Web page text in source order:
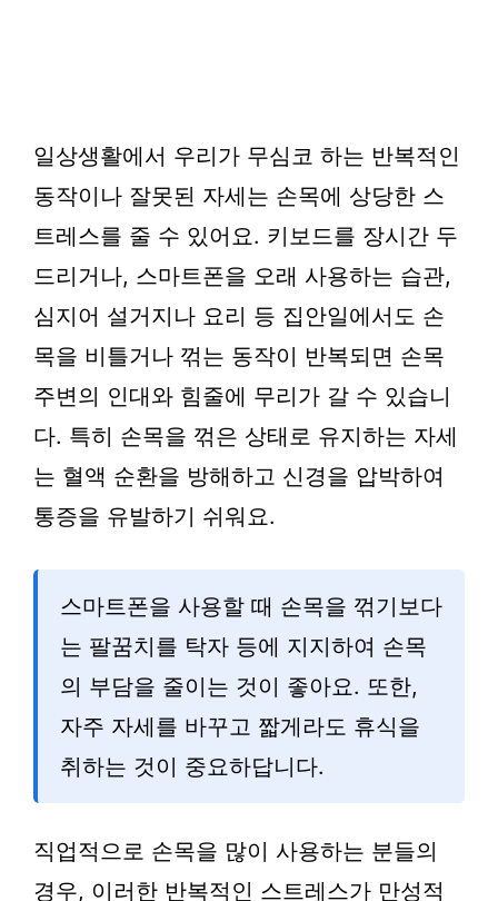
일상생활에서 우리가 무심코 하는 반복적인
동작이나 잘못된 자세는 손목에 상당한 스
트레스를 줄 수 있어요. 키보드를 장시간 두
드리거나, 스마트폰을 오래 사용하는 습관,
심지어 설거지나 요리 등 집안일에서도 손
목을 비틀거나 꺾는 동작이 반복되면 손목
주변의 인대와 힘줄에 무리가 갈 수 있습니
다. 특히 손목을 꺾은 상태로 유지하는 자세
는 혈액 순환을 방해하고 신경을 압박하여
통증을 유발하기 쉬워요.
스마트폰을 사용할 때 손목을 꺾기보다
는 팔꿈치를 탁자 등에 지지하여 손목
의 부담을 줄이는 것이 좋아요. 또한,
자주 자세를 바꾸고 짧게라도 휴식을
취하는 것이 중요하답니다.
직업적으로 손목을 많이 사용하는 분들의
경우, 이러한 반복적인 스트레스가 만성적